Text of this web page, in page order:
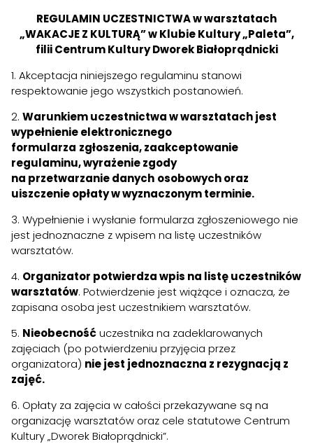
REGULAMIN UCZESTNICTWA w warsztatach
„WAKACJE Z KULTURĄ” w Klubie Kultury „Paleta”,
filii Centrum Kultury Dworek Białoprądnicki
1. Akceptacja niniejszego regulaminu stanowi
respektowanie jego wszystkich postanowień.
2. Warunkiem uczestnictwa w warsztatach jest
wypełnienie elektronicznego
formularza zgłoszenia, zaakceptowanie
regulaminu, wyrażenie zgody
na przetwarzanie danych osobowych oraz
uiszczenie opłaty w wyznaczonym terminie.
3. Wypełnienie i wysłanie formularza zgłoszeniowego nie
jest jednoznaczne z wpisem na listę uczestników
warsztatów.
4. Organizator potwierdza wpis na listę uczestników
warsztatów. Potwierdzenie jest wiążące i oznacza, że
zapisana osoba jest uczestnikiem warsztatów.
5. Nieobecnośćuczestnika na zadeklarowanych
zajęciach (po potwierdzeniu przyjęcia przez
organizatora) nie jest jednoznaczna z rezygnacją z
zajęć.
6. Opłaty za zajęcia w całości przekazywane są na
organizację warsztatów oraz cele statutowe Centrum
Kultury „Dworek Białoprądnicki”.